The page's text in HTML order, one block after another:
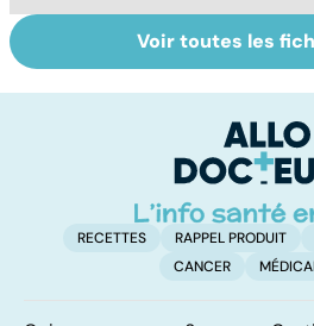
Donner son corps
à la science
La
Voir toutes les
RECETTES RAPPEL PRODUIT
CANCER